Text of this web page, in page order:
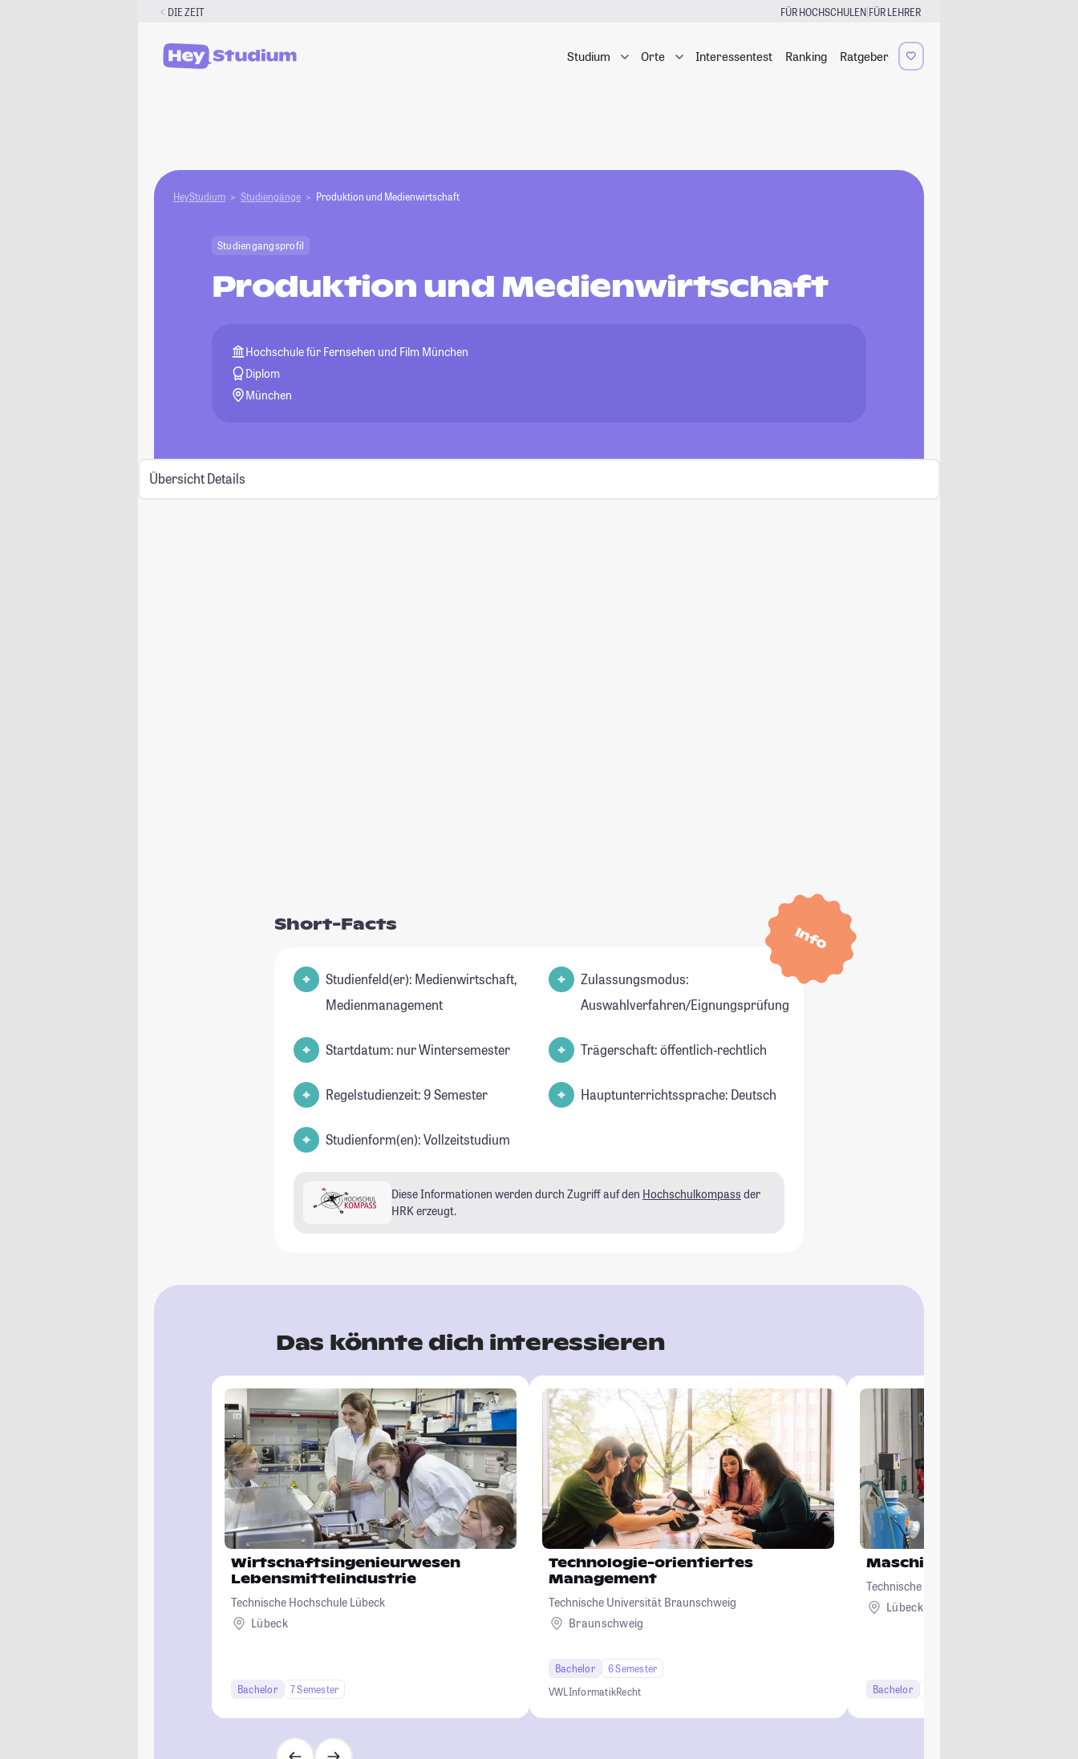
DIE ZEIT FÜR HOCHSCHULEN|FÜR LEHRER
Studium Orte Interessentest Ranking Ratgeber
HeyStudium Studiengänge Produktion und Medienwirtschaft
Studiengangsprofil
Produktion und Medienwirtschaft
Hochschule für Fernsehen und Film München
Diplom
München
Übersicht Details
Info
Short-Facts
Studienfeld(er): Medienwirtschaft,
Medienmanagement
Startdatum: nur Wintersemester
Regelstudienzeit: 9 Semester
Studienform(en): Vollzeitstudium
Zulassungsmodus:
Auswahlverfahren/Eignungsprüfung
Trägerschaft: öffentlich-rechtlich
Hauptunterrichtssprache: Deutsch
Diese Informationen werden durch Zugriff auf den Hochschulkompass der
HRK erzeugt.
Das könnte dich interessieren
Wirtschaftsingenieurwesen
Lebensmittelindustrie
Technische Hochschule Lübeck
Lübeck
Bachelor 7 Semester
Technologie-orientiertes
Management
Technische Universität Braunschweig
Braunschweig
Bachelor
6 Semester
VWL InformatikRecht
Maschinenbau
Technische Hochschule Lübeck
Lübeck
Bachelor